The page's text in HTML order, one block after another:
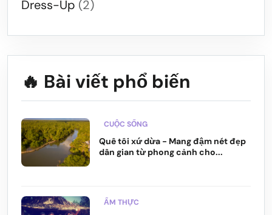
Dress-Up (2)
🔥 Bài viết phổ biến
CUỘC SỐNG
Quê tôi xứ dừa - Mang đậm nét đẹp
dân gian từ phong cảnh cho...
ẨM THỰC